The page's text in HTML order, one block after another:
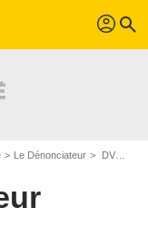
profil search
Le Dénonciateur DVD Le Dénonciateur